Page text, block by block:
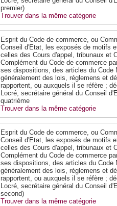
premier)
Trouver dans la même catégorie
Esprit du Code de commerce, ou
Conseil d'Etat, les exposés de motifs
celles des Cours d'appel, tribunaux et
Complément du Code de commerce
ses dispositions, des articles du Code
généralement des lois, réglemens et
rapportent, ou auxquels il se réfère ;
Locré, secrétaire général du Conseil
quatrième
Trouver dans la même catégorie
Esprit du Code de commerce, ou
Conseil d'Etat, les exposés de motifs
celles des Cours d'appel, tribunaux et
Complément du Code de commerce
ses dispositions, des articles du Code
généralement des lois, réglemens et
rapportent, ou auxquels il se réfère ;
Locré, secrétaire général du Conseil
second)
Trouver dans la même catégorie